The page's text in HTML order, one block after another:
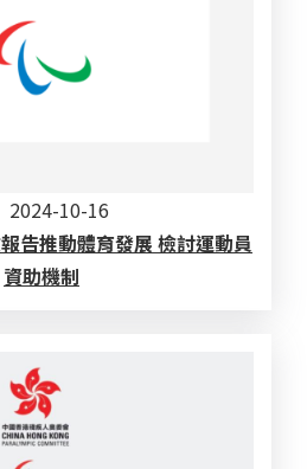
2024-10-16
告推動體育發展 檢討運動員
資助機制